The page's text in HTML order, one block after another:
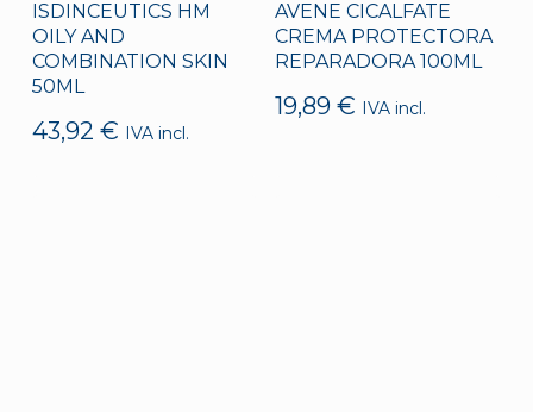
ISDINCEUTICS HM
OILY AND
COMBINATION SKIN
50ML
43,92 € IVA incl.
AVENE CICALFATE
CREMA PROTECTORA
REPARADORA 100ML
19,89€ IVA incl.